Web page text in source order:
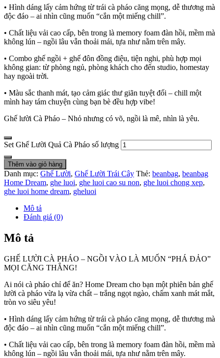
• Hình dáng lấy cảm hứng từ trái cà pháo căng mọng, dễ thương mà
độc đáo – ai nhìn cũng muốn “cắn một miếng chill”.
• Chất liệu vải cao cấp, bên trong là memory foam đàn hồi, mềm mà
không lún – ngồi lâu vẫn thoải mái, tựa như nằm trên mây.
• Combo ghế ngồi + ghế đôn đồng điệu, tiện nghi, phù hợp mọi
không gian: từ phòng ngủ, phòng khách cho đến studio, homestay
hay ngoài trời.
• Màu sắc thanh mát, tạo cảm giác thư giãn tuyệt đối – chill một
mình hay tám chuyện cùng bạn bè đều hợp vibe!
Ghế lười Cà Pháo – Nhỏ nhưng có võ, ngồi là mê, nhìn là yêu.
Set Ghế Lười Quả Cà Pháo số lượng
Thêm vào giỏ hàng
Danh mục: Ghế Lười, Ghế Lười Trái Cây Thẻ: beanbag, beanbag
Home Dream, ghe luoi, ghe luoi cao su non, ghe luoi chong xep,
ghe luoi home dream, gheluoi
Mô tả
Đánh giá (0)
Mô tả
GHẾ LƯỜI CÀ PHÁO – NGỒI VÀO LÀ MUỐN “PHÁ ĐẢO”
MỌI CĂNG THẲNG!
Ai nói cà pháo chỉ để ăn? Home Dream cho bạn một phiên bản ghế
lười cà pháo vừa lạ vừa chất – trắng ngọt ngào, chấm xanh mát mắt,
tròn vo siêu yêu!
• Hình dáng lấy cảm hứng từ trái cà pháo căng mọng, dễ thương mà
độc đáo – ai nhìn cũng muốn “cắn một miếng chill”.
• Chất liệu vải cao cấp, bên trong là memory foam đàn hồi, mềm mà
không lún – ngồi lâu vẫn thoải mái, tựa như nằm trên mây.